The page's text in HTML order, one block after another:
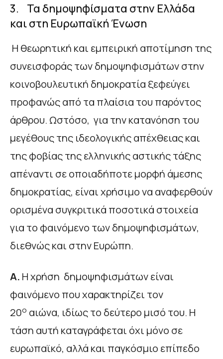
3. Τα δημοψηφίσματα στην Ελλάδα
και στη Ευρωπαϊκή Ένωση
Η θεωρητική και εμπειρική αποτίμηση της
συνεισφοράς των δημοψηφισμάτων στην
κοινοβουλευτική δημοκρατία ξεφεύγει
προφανώς από τα πλαίσια του παρόντος
άρθρου. Ωστόσο, για την κατανόηση του
μεγέθους της ιδεολογικής απέχθειας και
της φοβίας της ελληνικής αστικής τάξης
απέναντι σε οποιαδήποτε μορφή άμεσης
δημοκρατίας, είναι χρήσιμο να αναφερθούν
ορισμένα συγκριτικά ποσοτικά στοιχεία
για το φαινόμενο των δημοψηφισμάτων,
διεθνώς και στην Ευρώπη.
Α. Η χρήση δημοψηφισμάτων είναι
φαινόμενο που χαρακτηρίζει τον
20ο αιώνα, ιδίως το δεύτερο μισό του. Η
τάση αυτή καταγράφεται όχι μόνο σε
ευρωπαϊκό, αλλά και παγκόσμιο επίπεδο